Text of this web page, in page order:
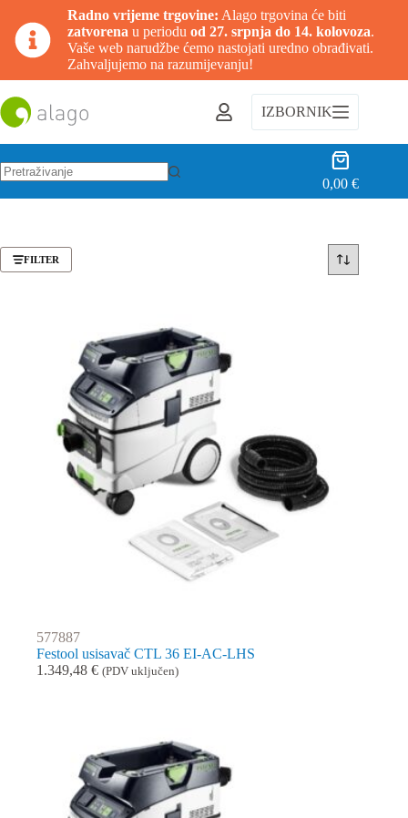
Radno vrijeme trgovine: Alago trgovina će biti
zatvorena u periodu od 27. srpnja do 14. kolovoza.
Vaše web narudžbe ćemo nastojati uredno obrađivati.
Zahvaljujemo na razumijevanju!
na
sadržaj
IZBORNIK
Košarica
0,00€
FILTER
577887
Festool usisavač CTL 36 EI-AC-LHS
1.349,48 € (PDV uključen)